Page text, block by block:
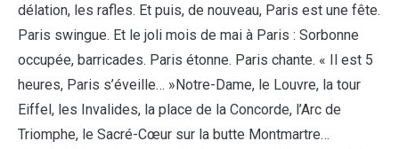
délation, les rafles. Et puis, de nouveau, Paris est une fête.
Paris swingue. Et le joli mois de mai à Paris : Sorbonne
occupée, barricades. Paris étonne. Paris chante. « Il est 5
heures, Paris s’éveille… »Notre-Dame, le Louvre, la tour
Eiffel, les Invalides, la place de la Concorde, l’Arc de
Triomphe, le Sacré-Cœur sur la butte Montmartre…